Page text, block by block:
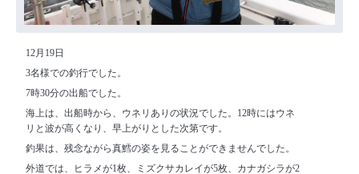
12月19日
3名様での釣行でした。
7時30分の出船でした。
海上は、出船時から、ウネリありの状況でした。12時にはウネ
リと波が高くなり、早上がりとした次第です。
釣果は、残念ながら真鱈の姿を見ることができませんでした。
外道では、ヒラメが1枚、ミズクサカレイが5枚、カナガシラが2